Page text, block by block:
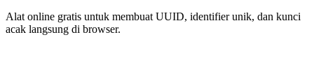
Alat online gratis untuk membuat UUID, identifier unik, dan kunci
acak langsung di browser.